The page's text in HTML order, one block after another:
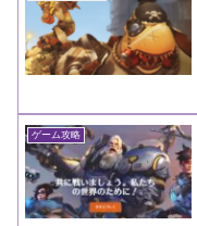
ゲーム攻略